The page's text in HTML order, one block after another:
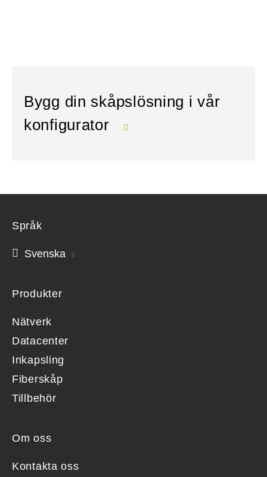
Bygg din skåpslösning i vår
konfigurator
Språk
Svenska
Produkter
Nätverk
Datacenter
Inkapsling
Fiberskåp
Tillbehör
Om oss
Kontakta oss